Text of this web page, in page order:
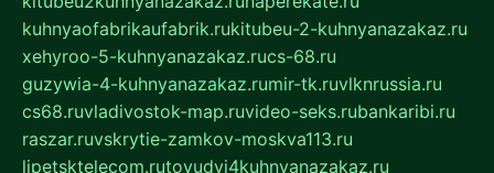
kuhnyaofabrikaufabrik.rukitubeu-2-kuhnyanazakaz.ru
xehyroo-5-kuhnyanazakaz.rucs-68.ru
guzywia-4-kuhnyanazakaz.rumir-tk.ruvlknrussia.ru
cs68.ruvladivostok-map.ruvideo-seks.rubankaribi.ru
raszar.ruvskrytie-zamkov-moskva113.ru
lipetsktelecom.rutovudyi4kuhnyanazakaz.ru